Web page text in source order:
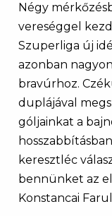
Négy
vereséggel
Szuperliga új
azonban
bravúrhoz.
duplájával
góljainkat a
keresztléc
bennünket az
Konstancai